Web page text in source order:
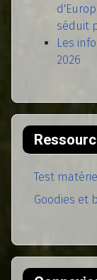
séduit
Les
2026
Test
Goodies et